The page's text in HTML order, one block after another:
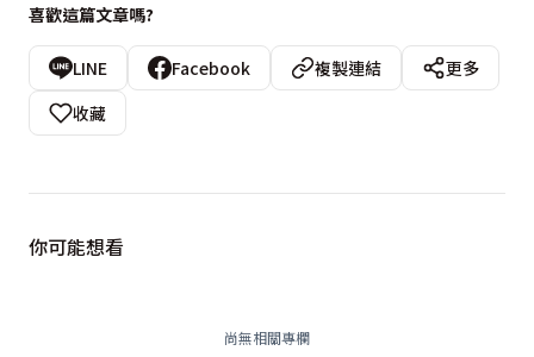
喜歡這篇文章嗎?
LINE Facebook 複製連結
更多
收藏
你可能想看
尚無相關專欄